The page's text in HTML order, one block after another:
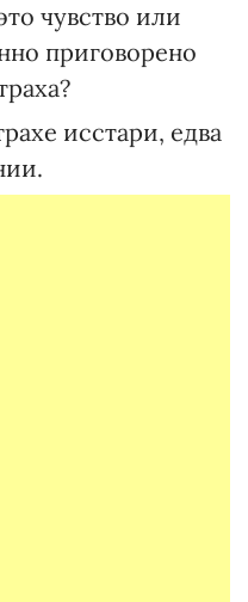
чувство или
приговорено
исстари, едва